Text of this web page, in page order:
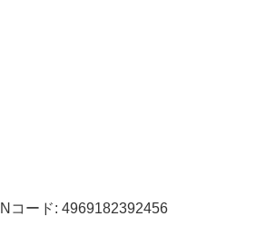
コード: 4969182392456